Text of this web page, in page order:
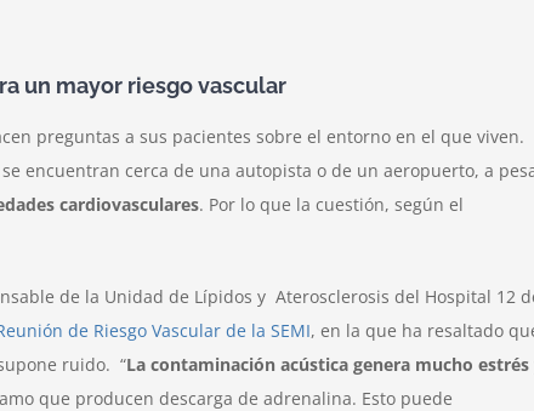
un mayor riesgo vascular
preguntas a sus pacientes sobre el entorno en el que viven.
encuentran cerca de una autopista o de un aeropuerto, a
cardiovasculares. Por lo que la cuestión, según el
de la Unidad de Lípidos y Aterosclerosis del Hospital 12
de Riesgo Vascular de la SEMI, en la que ha resaltado
ruido. “La contaminación acústica genera mucho estrés
que producen descarga de adrenalina. Esto puede